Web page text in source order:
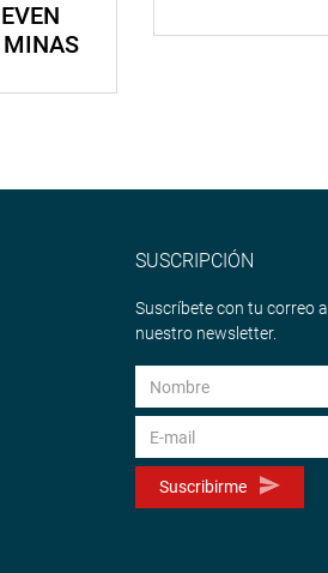
MINAS
SUSCRIPCIÓN
Suscríbete con tu correo a
nuestro newsletter.
Suscribirme